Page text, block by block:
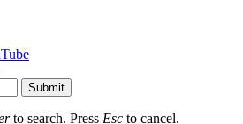
Submit
to search. Press Esc to cancel.